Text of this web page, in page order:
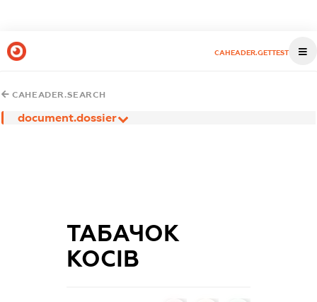
CAHEADER.GETTEST
CAHEADER.SEARCH
document.dossier
ТАБАЧОК
КОСІВ